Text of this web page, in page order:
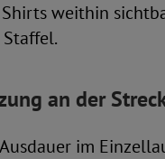
weithin
an der
im